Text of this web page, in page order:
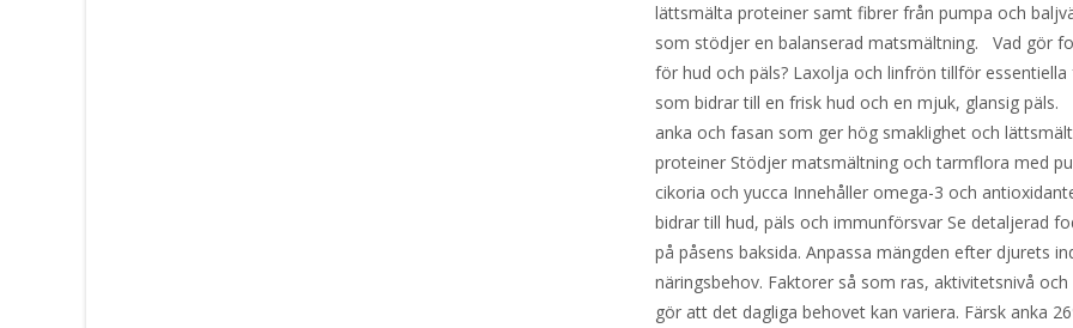
lättsmälta proteiner samt fibrer från pumpa och
som stödjer en balanserad matsmältning. Vad gör
för hud och päls? Laxolja och linfrön tillför
som bidrar till en frisk hud och en mjuk, glansig päls.
anka och fasan som ger hög smaklighet och
proteiner Stödjer matsmältning och tarmflora med
cikoria och yucca Innehåller omega-3 och
bidrar till hud, päls och immunförsvar Se detaljerad
på påsens baksida. Anpassa mängden efter djurets
näringsbehov. Faktorer så som ras, aktivitetsnivå och
gör att det dagliga behovet kan variera. Färsk anka